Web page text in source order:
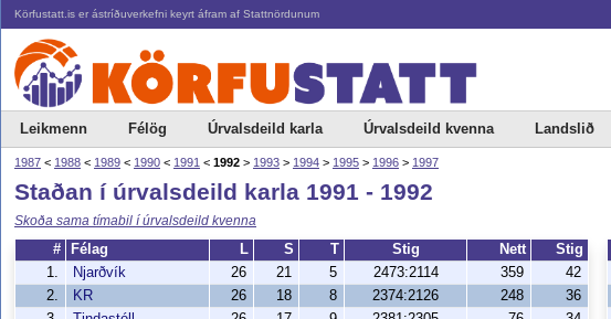
Körfustatt.is er ástríðuverkefni keyrt áfram af Stattnördunum
Leikmenn Félög Úrvalsdeild karla Úrvalsdeild kvenna Landslið
1987 < 1988 < 1989 < 1990 < 1991 < 1992 > 1993 > 1994 > 1995 > 1996 > 1997
Staðan í úrvalsdeild karla 1991 - 1992
Skoða sama tímabil í úrvalsdeild kvenna
#
Félag L S T Stig Nett
Stig
1.
Njarðvík 26 21 5 2473:2114 359
42
2.
KR 26 18 8 2374:2126 248
36